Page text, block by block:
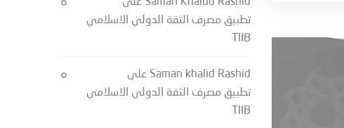
تطبيق مصرف الثقة الدولي الاسلامي
TIIB
Saman khalid Rashid على
تطبيق مصرف الثقة الدولي الاسلامي
TIIB